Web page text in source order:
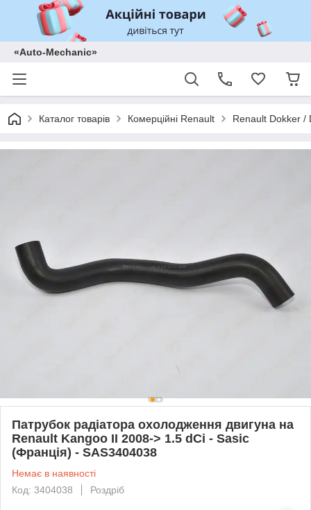
«Auto-Mechanic»
Каталог товарів Комерційні Renault Renault Dokker /
Патрубок радіатора охолодження двигуна на
Renault Kangoo II 2008-> 1.5 dCi - Sasic
(Франція) - SAS3404038
Немає в наявності
Код: 3404038
Роздріб